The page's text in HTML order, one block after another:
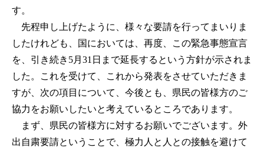
す。
先程申し上げたように、様々な要請を行ってまいりま
したけれども、国においては、再度、この緊急事態宣言
を、引き続き5月31日まで延長するという方針が示されま
した。これを受けて、これから発表をさせていただきま
すが、次の項目について、今後とも、県民の皆様方のご
協力をお願いしたいと考えているところであります。
まず、県民の皆様方に対するお願いでございます。外
出自粛要請ということで、極力人と人との接触を避けて